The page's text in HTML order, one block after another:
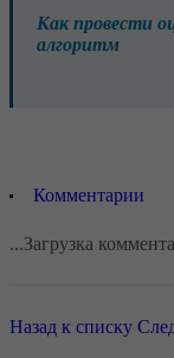
Как провести
алгоритм
Комментарии
...Загрузка
Назад к списку